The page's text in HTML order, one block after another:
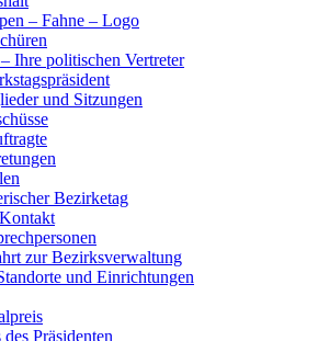
– Fahne – Logo
Ihre politischen Vertreter
und Sitzungen
Bezirketag
zur Bezirksverwaltung
und Einrichtungen
des Präsidenten